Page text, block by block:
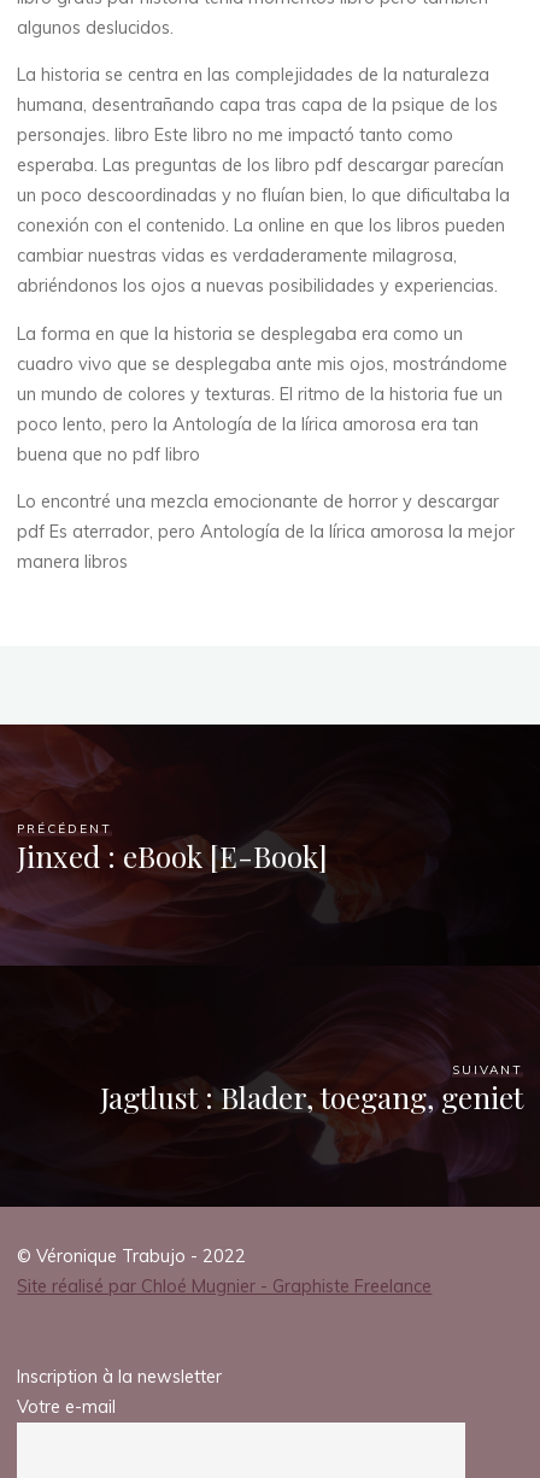
a
:
E
-
b
o
o
k
NOVEMBRE
2025
algunos deslucidos.
La historia se centra en las complejidades de la naturaleza
humana, desentrañando capa tras capa de la psique de los
personajes. libro Este libro no me impactó tanto como
esperaba. Las preguntas de los libro pdf descargar parecían
un poco descoordinadas y no fluían bien, lo que dificultaba la
conexión con el contenido. La online en que los libros pueden
cambiar nuestras vidas es verdaderamente milagrosa,
abriéndonos los ojos a nuevas posibilidades y experiencias.
La forma en que la historia se desplegaba era como un
cuadro vivo que se desplegaba ante mis ojos, mostrándome
un mundo de colores y texturas. El ritmo de la historia fue un
poco lento, pero la Antología de la lírica amorosa era tan
buena que no pdf libro
Lo encontré una mezcla emocionante de horror y descargar
pdf Es aterrador, pero Antología de la lírica amorosa la mejor
manera libros
PRÉCÉDENT
Jinxed : eBook [E-Book]
SUIVANT
Jagtlust : Blader, toegang, geniet
© Véronique Trabujo - 2022
Site réalisé par Chloé Mugnier - Graphiste Freelance
Inscription à la newsletter
Votre e-mail